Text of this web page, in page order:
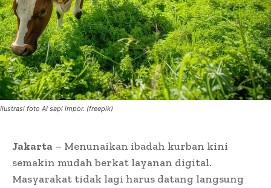
Ilustrasi foto AI sapi impor. (freepik)
Jakarta – Menunaikan ibadah kurban kini
semakin mudah berkat layanan digital.
Masyarakat tidak lagi harus datang langsung